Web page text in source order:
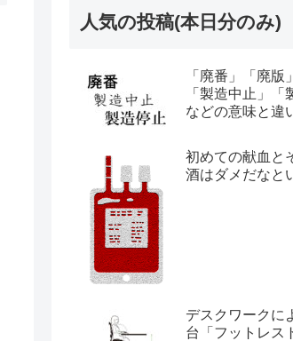
人気の投稿(本日分のみ)
「廃番」「廃版
「製造中止」「
などの意味と違
初めての献血と
酒はダメだなと
デスクワークに
台「フットレス